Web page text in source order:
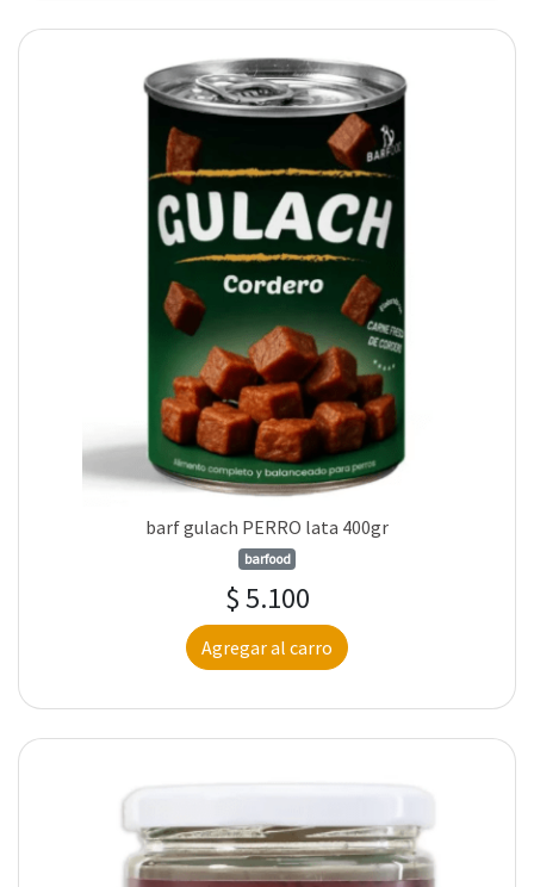
barf gulach PERRO lata 400gr
barfood
$ 5.100
Agregar al carro